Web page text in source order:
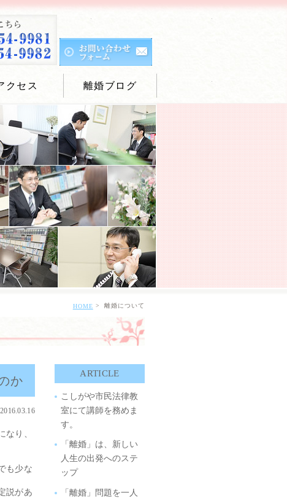
クセス 離婚ブログ
HOME 離婚について
か
2016.03.16
なり、
も少な
説があ
ARTICLE
こしがや市民法律教
室にて講師を務めま
す。
「離婚」は、新しい
人生の出発へのステ
ップ
「離婚」問題を一人